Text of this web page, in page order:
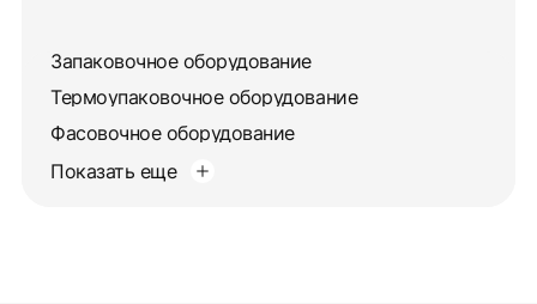
Запаковочное оборудование
Термоупаковочное оборудование
Фасовочное оборудование
Показать еще